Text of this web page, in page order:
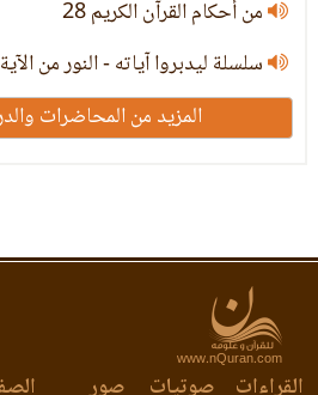
من أحكام القرآن الكريم 28
سلسلة ليدبروا آياته - النور من الآية 6- 22
المزيد من المحاضرات
www.nQuran.com